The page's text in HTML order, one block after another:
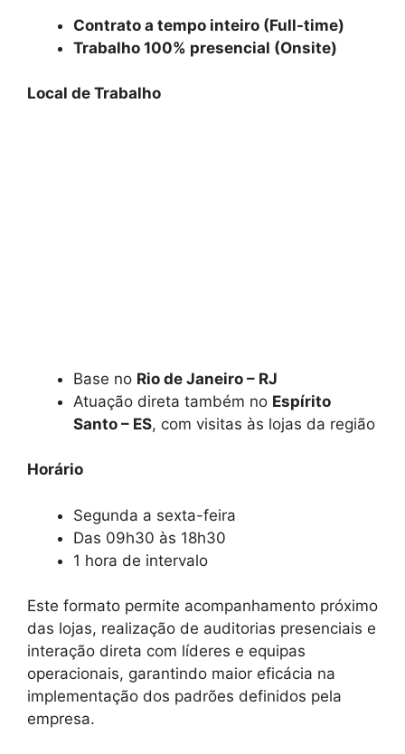
Contrato a tempo inteiro (Full-time)
Trabalho 100% presencial (Onsite)
Local de Trabalho
Base no Rio de Janeiro – RJ
Atuação direta também no Espírito
Santo – ES, com visitas às lojas da região
Horário
Segunda a sexta-feira
Das 09h30 às 18h30
1 hora de intervalo
Este formato permite acompanhamento próximo
das lojas, realização de auditorias presenciais e
interação direta com líderes e equipas
operacionais, garantindo maior eficácia na
implementação dos padrões definidos pela
empresa.